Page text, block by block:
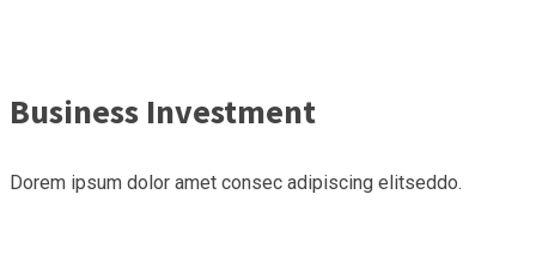
Business Investment
Dorem ipsum dolor amet consec adipiscing elitseddo.